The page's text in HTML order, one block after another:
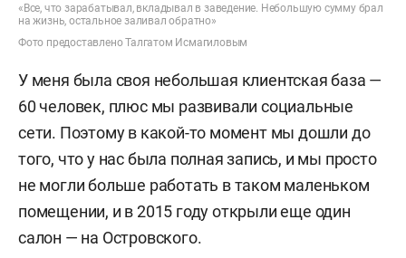
«Все, что зарабатывал, вкладывал в заведение. Небольшую сумму брал
на жизнь, остальное заливал обратно»
Фото предоставлено Талгатом Исмагиловым
У меня была своя небольшая клиентская база —
60 человек, плюс мы развивали социальные
сети. Поэтому в какой-то момент мы дошли до
того, что у нас была полная запись, и мы просто
не могли больше работать в таком маленьком
помещении, и в 2015 году открыли еще один
салон — на Островского.